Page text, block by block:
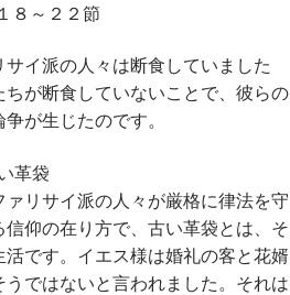
～２２節
イ派の人々は断食していました
が断食していないことで、彼らの
が生じたのです。
革袋
リサイ派の人々が厳格に律法を守
仰の在り方で、古い革袋とは、そ
です。イエス様は婚礼の客と花婿
ではないと言われました。それは